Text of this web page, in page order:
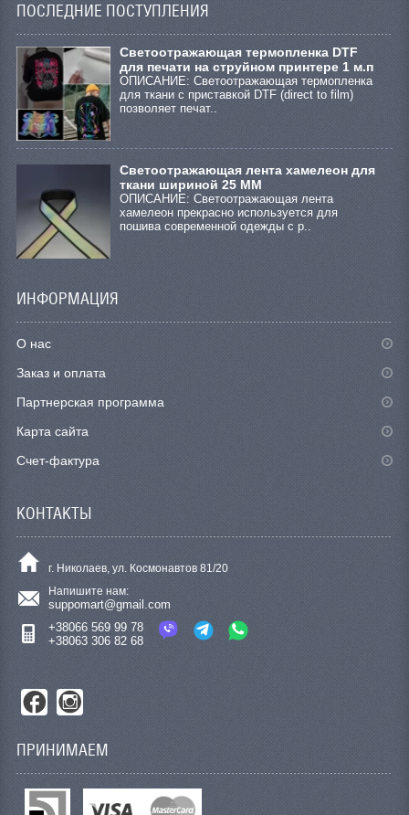
ПОСЛЕДНИЕ ПОСТУПЛЕНИЯ
Cветоотражающая термопленка DTF
для печати на струйном принтере 1 м.п
ОПИСАНИЕ: Светоотражающая термопленка
для ткани с приставкой DTF (direct to film)
позволяет печат..
Светоотражающая лента хамелеон для
ткани шириной 25 ММ
ОПИСАНИЕ: Светоотражающая лента
хамелеон прекрасно используется для
пошива современной одежды с р..
ИНФОРМАЦИЯ
О нас
Заказ и оплата
Партнерская программа
Карта сайта
Счет-фактура
КОНТАКТЫ
г. Николаев, ул. Космонавтов 81/20
Напишите нам:
suppomart@gmail.com
+38066 569 99 78
+38063 306 82 68
ПРИНИМАЕМ